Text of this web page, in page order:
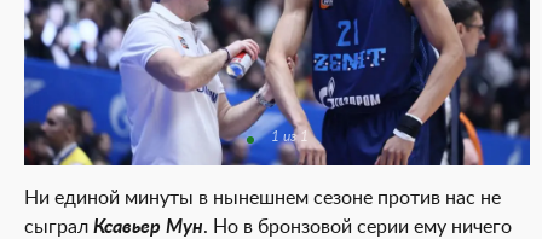
1 из 1
Ни единой минуты в нынешнем сезоне против нас не
сыграл Ксавьер Мун. Но в бронзовой серии ему ничего